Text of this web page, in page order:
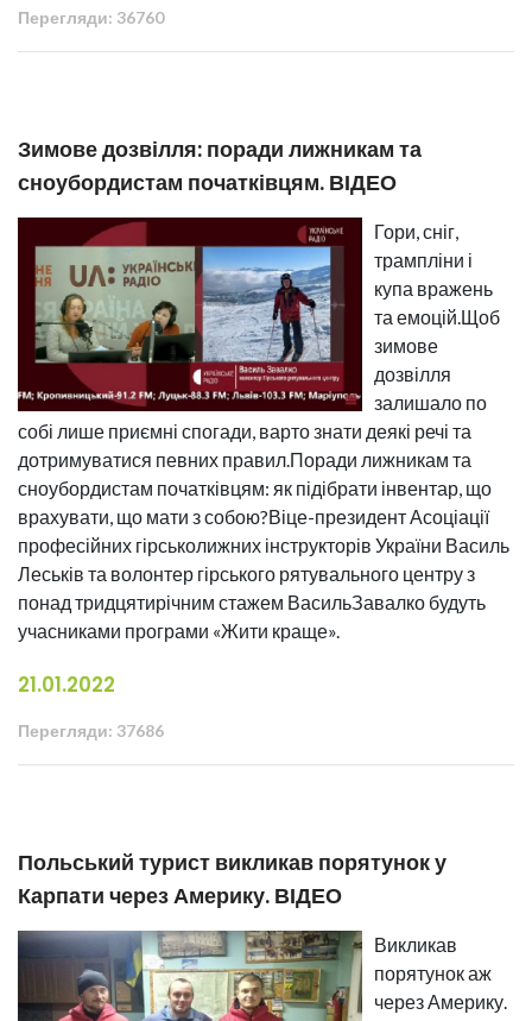
Перегляди: 36760
Зимове дозвілля: поради лижникам та
сноубордистам початківцям. ВІДЕО
Гори, сніг,
трампліни і
купа вражень
та емоцій.Щоб
зимове
дозвілля
залишало по
собі лише приємні спогади, варто знати деякі речі та
дотримуватися певних правил.Поради лижникам та
сноубордистам початківцям: як підібрати інвентар, що
врахувати, що мати з собою?Віце-президент Асоціації
професійних гірськолижних інструкторів України Василь
Леськів та волонтер гірського рятувального центру з
понад тридцятирічним стажем ВасильЗавалко будуть
учасниками програми «Жити краще».
21.01.2022
Перегляди: 37686
Польський турист викликав порятунок у
Карпати через Америку. ВІДЕО
Викликав
порятунок аж
через Америку.